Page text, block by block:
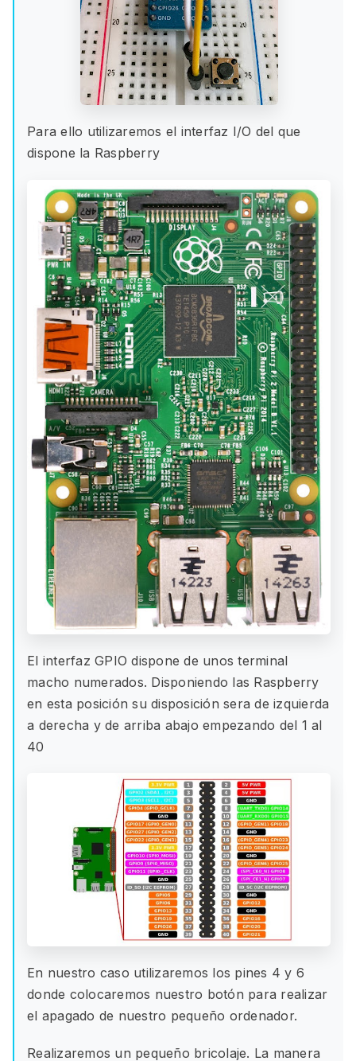
Para ello utilizaremos el interfaz I/O del que
dispone la Raspberry
El interfaz GPIO dispone de unos terminal
macho numerados. Disponiendo las Raspberry
en esta posición su disposición sera de izquierda
a derecha y de arriba abajo empezando del 1 al
40
En nuestro caso utilizaremos los pines 4 y 6
donde colocaremos nuestro botón para realizar
el apagado de nuestro pequeño ordenador.
Realizaremos un pequeño bricolaje. La manera